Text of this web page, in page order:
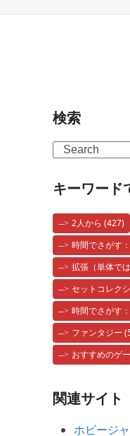
検索
Search
キーワード
2人から (427)
時間でさがす
拡張（単体で
セットコレク
時間でさがす
ファンタジー
おすすめのゲ
関連サイト
ホビージ